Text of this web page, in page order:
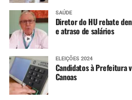
SAÚDE
Diretor do HU rebate
e atraso de salários
ELEIÇÕES 2024
Candidatos à Prefeitura
Canoas